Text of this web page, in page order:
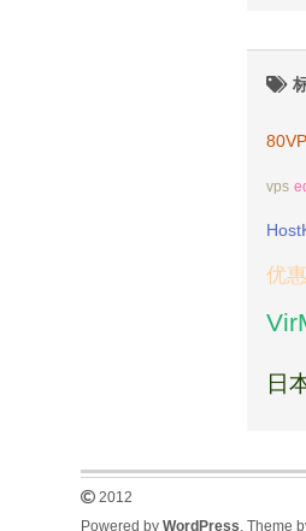
vps
优
日
2012
Powered byWordPress. Theme